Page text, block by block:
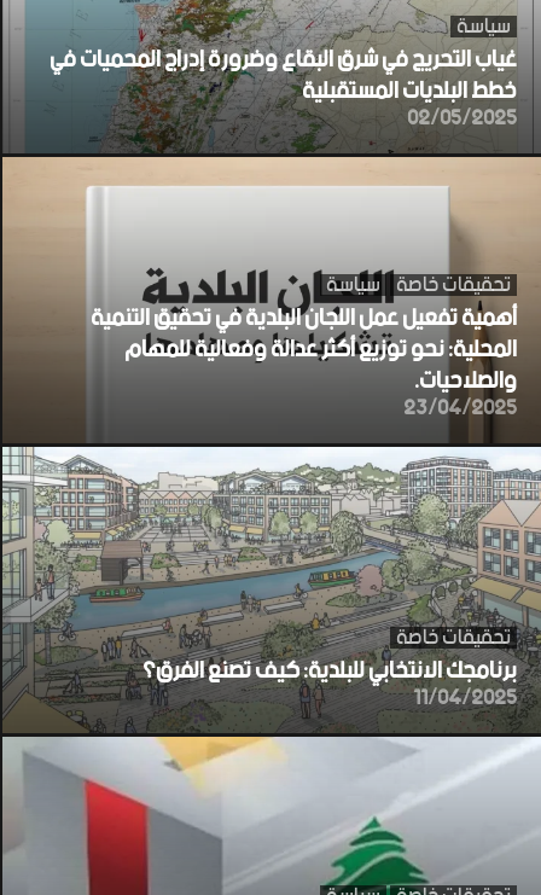
سياسة
غياب التحريج في شرق البقاع وضرورة إدراج المحميات في
خطط البلديات المستقبلية
02/05/2025
تحقيقات خاصة سياسة
أهمية تفعيل عمل اللجان البلدية في تحقيق التنمية
المحلية: نحو توزيع أكثر عدالة وفعالية للمهام
والصلاحيات.
23/04/2025
تحقيقات خاصة
برنامجك الانتخابي للبلدية: كيف تصنع الفرق؟
11/04/2025